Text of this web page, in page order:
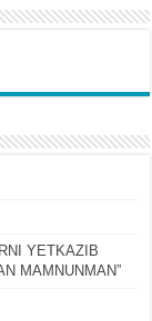
YETKAZIB
MAMNUNMAN”